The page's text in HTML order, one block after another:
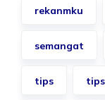
rekanmku
semangat
tips